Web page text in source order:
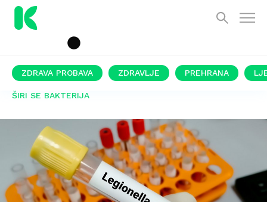
ZDRAVA PROBAVA ZDRAVLJE PREHRANA
ŠIRI SE BAKTERIJA